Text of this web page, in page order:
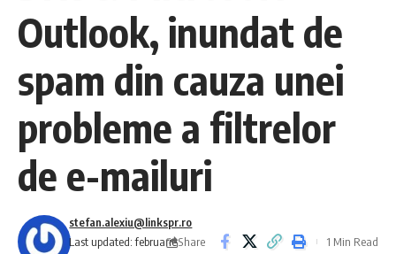
Outlook, inundat de
spam din cauza unei
probleme a filtrelor
de e-mailuri
Last updated: februarie
stefan.alexiu@linkspr.ro
Share
1 Min Read